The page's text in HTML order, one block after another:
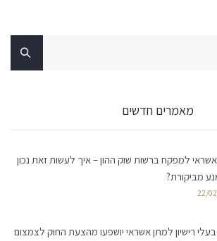
מאמרים חדשים
אשראי למפקח ברשות שוק ההון – איך לעשות זאת נכון
מביקורת?
22/
רישיון למתן אשראי יושפעו מהצעת החוק לצמצום